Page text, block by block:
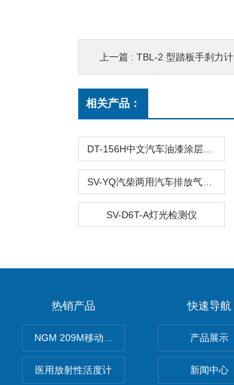
上一篇 : TBL-2 型踏板手刹力计
相关产品：
SV-D6T-A灯光检测仪
热销产品
NGM 209M移动式惰性气体监测仪 辐射测量仪
医用放射性活度计
快速导航
产品展示
新闻中心